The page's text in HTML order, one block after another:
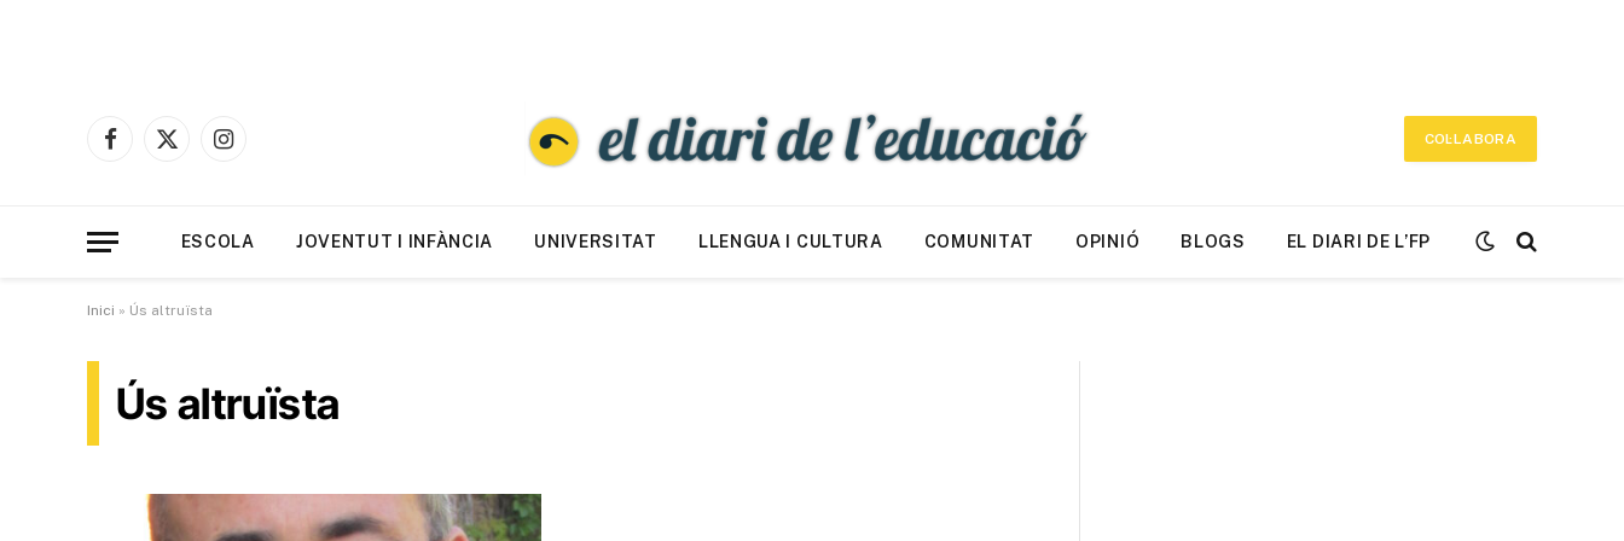
Facebook
X
Instagram
COL·LABORA
ESCOLA JOVENTUT I INFÀNCIA UNIVERSITAT LLENGUA I CULTURA COMUNITAT OPINIÓ BLOGS EL DIARI DE L’FP
Inici » Ús altruïsta
Ús altruïsta